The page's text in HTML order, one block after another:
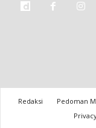
Redaksi Pedoman